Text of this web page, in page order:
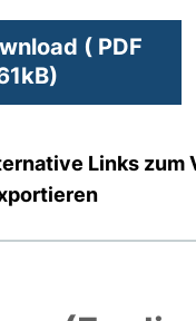
( PDF
Links zum